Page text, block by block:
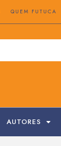
QUEM FUTUCA
AUTORES